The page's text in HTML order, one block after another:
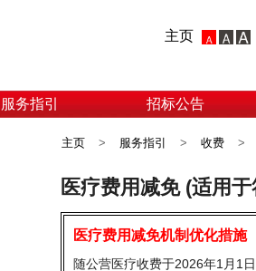
主页
服务指引 招标公告
主页 > 服务指引 > 收费 >